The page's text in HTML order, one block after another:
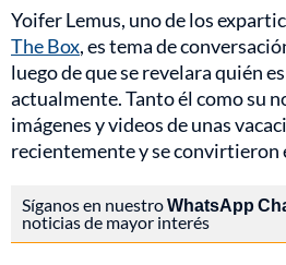
Yoifer Lemus, uno de los
The Box, es tema de
luego de que se revelara quién
actualmente. Tanto él como su
imágenes y videos de unas
recientemente y se convirtieron
Síganos en nuestroWhatsApp
noticias de mayor interés